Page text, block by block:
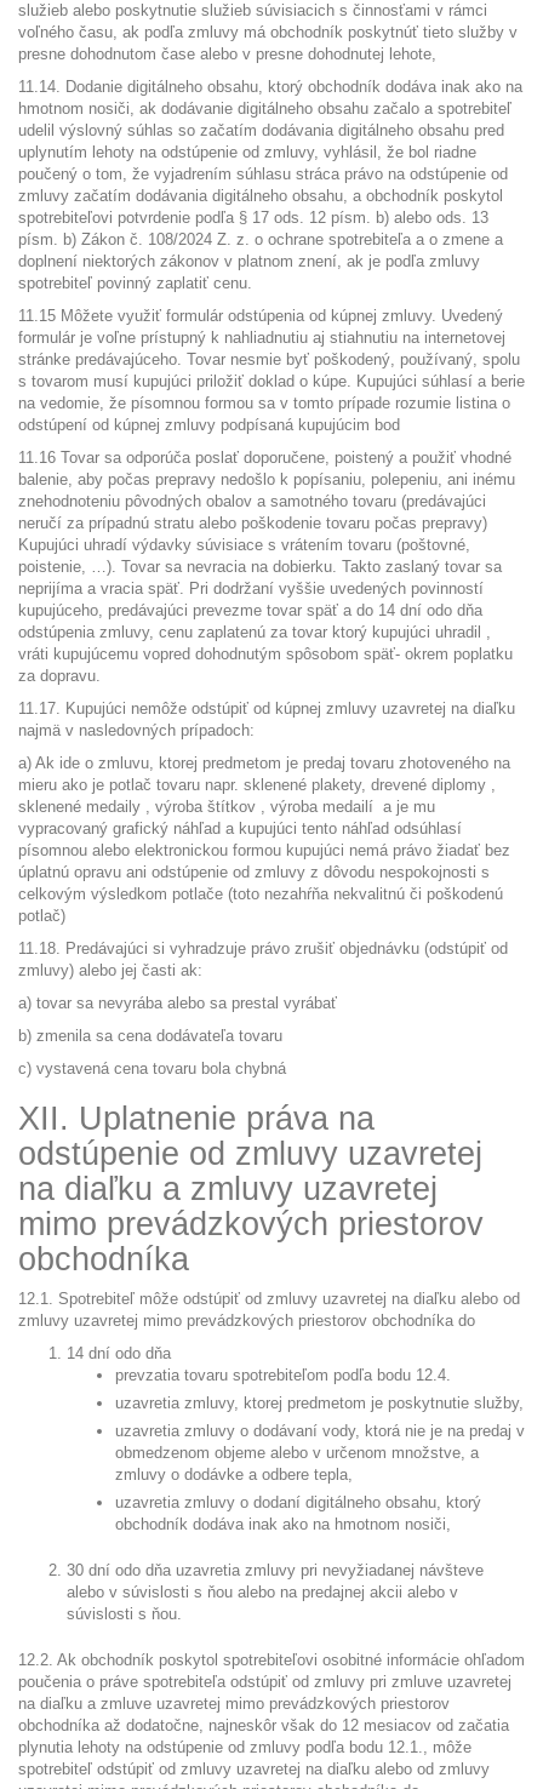
služieb alebo poskytnutie služieb súvisiacich s činnosťami v rámci
voľného času, ak podľa zmluvy má obchodník poskytnúť tieto služby v
presne dohodnutom čase alebo v presne dohodnutej lehote,
11.14. Dodanie digitálneho obsahu, ktorý obchodník dodáva inak ako na
hmotnom nosiči, ak dodávanie digitálneho obsahu začalo a spotrebiteľ
udelil výslovný súhlas so začatím dodávania digitálneho obsahu pred
uplynutím lehoty na odstúpenie od zmluvy, vyhlásil, že bol riadne
poučený o tom, že vyjadrením súhlasu stráca právo na odstúpenie od
zmluvy začatím dodávania digitálneho obsahu, a obchodník poskytol
spotrebiteľovi potvrdenie podľa § 17 ods. 12 písm. b) alebo ods. 13
písm. b) Zákon č. 108/2024 Z. z. o ochrane spotrebiteľa a o zmene a
doplnení niektorých zákonov v platnom znení, ak je podľa zmluvy
spotrebiteľ povinný zaplatiť cenu.
11.15 Môžete využiť formulár odstúpenia od kúpnej zmluvy. Uvedený
formulár je voľne prístupný k nahliadnutiu aj stiahnutiu na internetovej
stránke predávajúceho. Tovar nesmie byť poškodený, používaný, spolu
s tovarom musí kupujúci priložiť doklad o kúpe. Kupujúci súhlasí a berie
na vedomie, že písomnou formou sa v tomto prípade rozumie listina o
odstúpení od kúpnej zmluvy podpísaná kupujúcim bod
11.16 Tovar sa odporúča poslať doporučene, poistený a použiť vhodné
balenie, aby počas prepravy nedošlo k popísaniu, polepeniu, ani inému
znehodnoteniu pôvodných obalov a samotného tovaru (predávajúci
neručí za prípadnú stratu alebo poškodenie tovaru počas prepravy)
Kupujúci uhradí výdavky súvisiace s vrátením tovaru (poštovné,
poistenie, …). Tovar sa nevracia na dobierku. Takto zaslaný tovar sa
neprijíma a vracia späť. Pri dodržaní vyššie uvedených povinností
kupujúceho, predávajúci prevezme tovar späť a do 14 dní odo dňa
odstúpenia zmluvy, cenu zaplatenú za tovar ktorý kupujúci uhradil ,
vráti kupujúcemu vopred dohodnutým spôsobom späť- okrem poplatku
za dopravu.
11.17. Kupujúci nemôže odstúpiť od kúpnej zmluvy uzavretej na diaľku
najmä v nasledovných prípadoch:
a) Ak ide o zmluvu, ktorej predmetom je predaj tovaru zhotoveného na
mieru ako je potlač tovaru napr. sklenené plakety, drevené diplomy ,
sklenené medaily , výroba štítkov , výroba medailí a je mu
vypracovaný grafický náhľad a kupujúci tento náhľad odsúhlasí
písomnou alebo elektronickou formou kupujúci nemá právo žiadať bez
úplatnú opravu ani odstúpenie od zmluvy z dôvodu nespokojnosti s
celkovým výsledkom potlače (toto nezahŕňa nekvalitnú či poškodenú
potlač)
11.18. Predávajúci si vyhradzuje právo zrušiť objednávku (odstúpiť od
zmluvy) alebo jej časti ak:
a) tovar sa nevyrába alebo sa prestal vyrábať
b) zmenila sa cena dodávateľa tovaru
c) vystavená cena tovaru bola chybná
XII. Uplatnenie práva na
odstúpenie od zmluvy uzavretej
na diaľku a zmluvy uzavretej
mimo prevádzkových priestorov
obchodníka
12.1. Spotrebiteľ môže odstúpiť od zmluvy uzavretej na diaľku alebo od
zmluvy uzavretej mimo prevádzkových priestorov obchodníka do
14 dní odo dňa
prevzatia tovaru spotrebiteľom podľa bodu 12.4.
uzavretia zmluvy, ktorej predmetom je poskytnutie služby,
uzavretia zmluvy o dodávaní vody, ktorá nie je na predaj v
obmedzenom objeme alebo v určenom množstve, a
zmluvy o dodávke a odbere tepla,
uzavretia zmluvy o dodaní digitálneho obsahu, ktorý
obchodník dodáva inak ako na hmotnom nosiči,
30 dní odo dňa uzavretia zmluvy pri nevyžiadanej návšteve
alebo v súvislosti s ňou alebo na predajnej akcii alebo v
súvislosti s ňou.
12.2. Ak obchodník poskytol spotrebiteľovi osobitné informácie ohľadom
poučenia o práve spotrebiteľa odstúpiť od zmluvy pri zmluve uzavretej
na diaľku a zmluve uzavretej mimo prevádzkových priestorov
obchodníka až dodatočne, najneskôr však do 12 mesiacov od začatia
plynutia lehoty na odstúpenie od zmluvy podľa bodu 12.1., môže
spotrebiteľ odstúpiť od zmluvy uzavretej na diaľku alebo od zmluvy